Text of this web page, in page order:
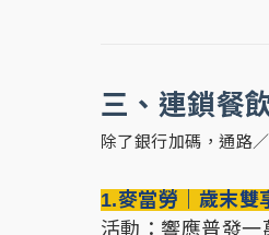
三、連鎖餐
除了銀行加碼，通路
1.麥當勞｜歲末雙
活動：響應普發